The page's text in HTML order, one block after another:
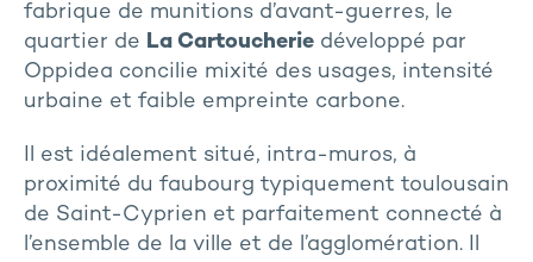
fabrique de munitions d’avant-guerres, le
quartier de La Cartoucherie développé par
Oppidea concilie mixité des usages, intensité
urbaine et faible empreinte carbone.
Il est idéalement situé, intra-muros, à
proximité du faubourg typiquement toulousain
de Saint-Cyprien et parfaitement connecté à
l’ensemble de la ville et de l’agglomération. Il